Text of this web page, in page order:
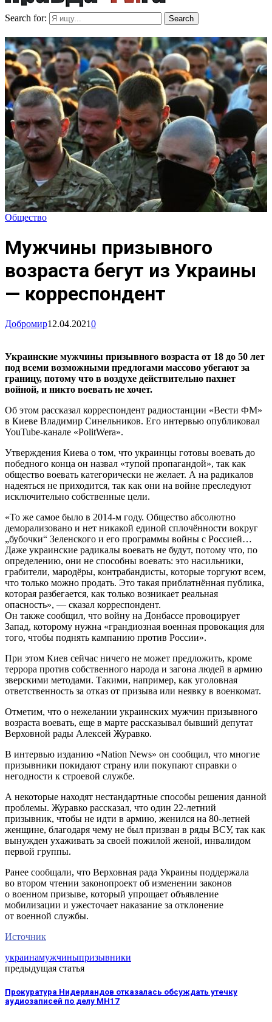
Search for: Search
Общество
Мужчины призывного
возраста бегут из Украины
— корреспондент
Добромир12.04.20210
Украинские мужчины призывного возраста от 18 до 50 лет
под всеми возможными предлогами массово убегают за
границу, потому что в воздухе действительно пахнет
войной, и никто воевать не хочет.
Об этом рассказал корреспондент радиостанции «Вести ФМ»
в Киеве Владимир Синельников. Его интервью опубликовал
YouTube-канале «PolitWera».
Утверждения Киева о том, что украинцы готовы воевать до
победного конца он назвал «тупой пропагандой», так как
общество воевать категорически не желает. А на радикалов
надеяться не приходится, так как они на войне преследуют
исключительно собственные цели.
«То же самое было в 2014-м году. Общество абсолютно
деморализовано и нет никакой единой сплочённости вокруг
„бубочки“ Зеленского и его программы войны с Россией…
Даже украинские радикалы воевать не будут, потому что, по
определению, они не способны воевать: это насильники,
грабители, мародёры, контрабандисты, которые торгуют всем,
что только можно продать. Это такая приблатнённая публика,
которая разбегается, как только возникает реальная
опасность», — сказал корреспондент.
Он также сообщил, что войну на Донбассе провоцирует
Запад, которому нужна «грандиозная военная провокация для
того, чтобы поднять кампанию против России».
При этом Киев сейчас ничего не может предложить, кроме
террора против собственного народа и загона людей в армию
зверскими методами. Такими, например, как уголовная
ответственность за отказ от призыва или неявку в военкомат.
Отметим, что о нежелании украинских мужчин призывного
возраста воевать, еще в марте рассказывал бывший депутат
Верховной рады Алексей Журавко.
В интервью изданию «Nation News» он сообщил, что многие
призывники покидают страну или покупают справки о
негодности к строевой службе.
А некоторые находят нестандартные способы решения данной
проблемы. Журавко рассказал, что один 22-летний
призывник, чтобы не идти в армию, женился на 80-летней
женщине, благодаря чему не был призван в ряды ВСУ, так как
вынужден ухаживать за своей пожилой женой, инвалидом
первой группы.
Ранее сообщали, что Верховная рада Украины поддержала
во втором чтении законопроект об изменении законов
о военном призыве, который упрощает объявление
мобилизации и ужесточает наказание за отклонение
от военной службы.
Источник
украинамужчиныпризывники
предыдущая статья
Прокуратура Нидерландов отказалась обсуждать утечку
аудиозаписей по делу MH17